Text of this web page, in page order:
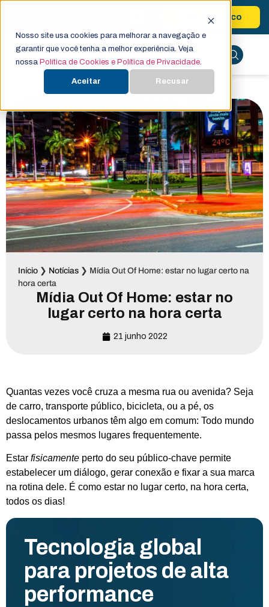
Nosso site usa cookies para melhorar a navegação e
garantir que você tenha a melhor experiência. Veja
nossa Política de Cookies e Política de Privacidade.
Aceitar Recusar
Fale Conosco
Início ❯ Notícias ❯ Mídia Out Of Home: estar no lugar certo na
hora certa
Mídia Out Of Home: estar no
lugar certo na hora certa
21 junho 2022
Quantas vezes você cruza a mesma rua ou avenida? Seja
de carro, transporte público, bicicleta, ou a pé, os
deslocamentos urbanos têm algo em comum: Todo mundo
passa pelos mesmos lugares frequentemente.
Estar fisicamente perto do seu público-chave permite
estabelecer um diálogo, gerar conexão e fixar a sua marca
na rotina dele. É como estar no lugar certo, na hora certa,
todos os dias!
Tecnologia global
para projetos de alta
performance